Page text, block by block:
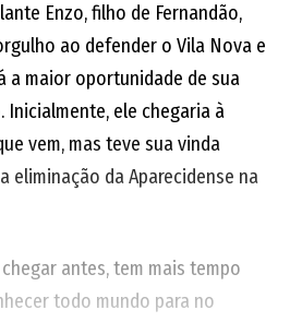
Enzo, filho de Fernandão,
ao defender o Vila Nova e
a maior oportunidade de sua
Inicialmente, ele chegaria à
vem, mas teve sua vinda
eliminação da Aparecidense na
antes, tem mais tempo
todo mundo para no